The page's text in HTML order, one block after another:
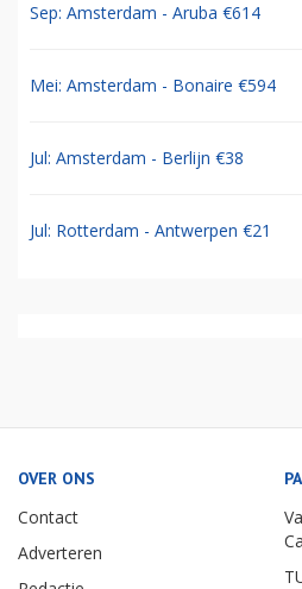
Sep: Amsterdam - Aruba €614
Mei: Amsterdam - Bonaire €594
Jul: Amsterdam - Berlijn €38
Jul: Rotterdam - Antwerpen €21
OVER ONS
Contact
Adverteren